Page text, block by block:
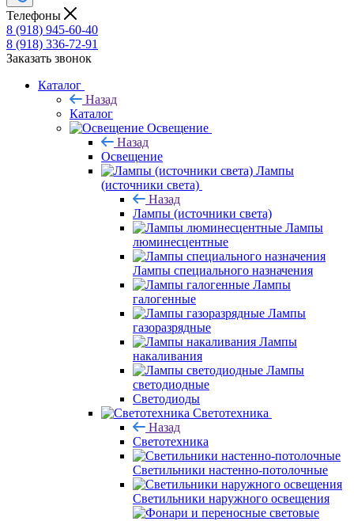
Телефоны
8 (918) 945-60-40
8 (918) 336-72-91
Заказать звонок
Каталог
Назад
Каталог
Освещение
Назад
Освещение
Лампы
(источники света)
Назад
Лампы (источники света)
Лампы
люминесцентные
Лампы специального назначения
Лампы
галогенные
Лампы
газоразрядные
Лампы
накаливания
Лампы
светодиодные
Светодиоды
Светотехника
Назад
Светотехника
Светильники настенно-потолочные
Светильники наружного освещения